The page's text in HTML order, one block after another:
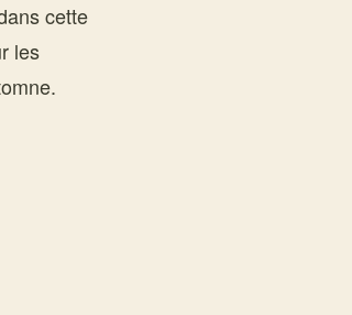
cette
les